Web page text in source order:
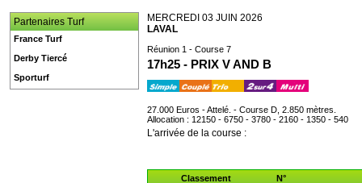
MERCREDI 03 JUIN 2026
LAVAL
Réunion 1 - Course 7
17h25 - PRIX V AND B
27.000 Euros - Attelé. - Course D, 2.850 mètres.
Allocation : 12150 - 6750 - 3780 - 2160 - 1350 - 540
L'arrivée de la course :
Classement N°
Partenaires Turf
France Turf
Derby Tiercé
Sporturf